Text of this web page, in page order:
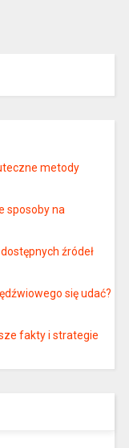
metody
sposoby na
źródeł
się udać?
fakty i strategie